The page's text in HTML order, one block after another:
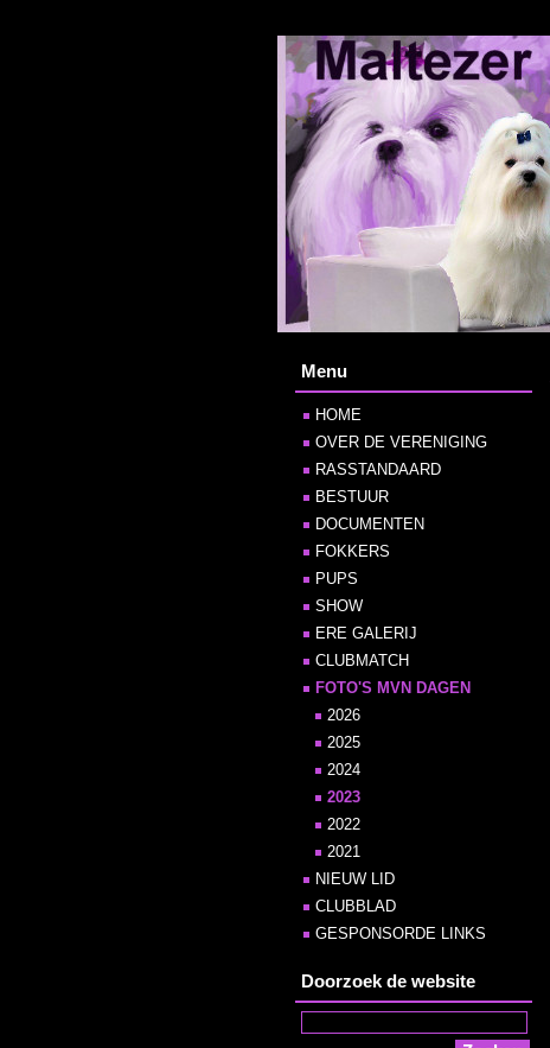
Menu
HOME
OVER DE VERENIGING
RASSTANDAARD
BESTUUR
DOCUMENTEN
FOKKERS
PUPS
SHOW
ERE GALERIJ
CLUBMATCH
FOTO'S MVN DAGEN
2026
2025
2024
2023
2022
2021
NIEUW LID
CLUBBLAD
GESPONSORDE LINKS
Doorzoek de website